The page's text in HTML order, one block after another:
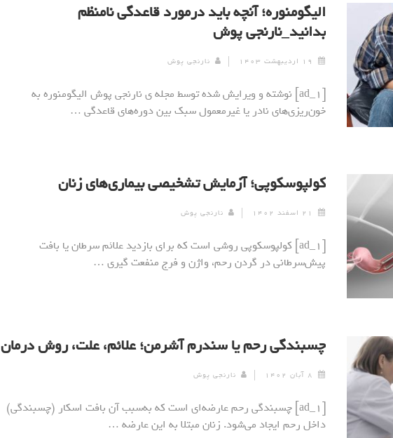
الیگومنوره؛ آنچه باید درمورد قاعدگی نامنظم
بدانید_نارنجی پوش
۱۹ اردیبهشت ۱۴۰۳ نارنجی پوش
[ad_1] نوشته و ویرایش شده توسط مجله ی نارنجی پوش الیگومنوره به
خون‌ریزی‌های نادر یا غیرمعمول سبک بین دوره‌های قاعدگی …
کولپوسکوپی؛ آزمایش تشخیصی بیماری‌های زنان
۲۱ اسفند ۱۴۰۲ نارنجی پوش
[ad_1] کولپوسکوپی روشی است که برای بازدید علائم سرطان یا بافت
پیش‌سرطانی در گردن رحم، واژن و فرج منفعت گیری …
چسبندگی رحم یا سندرم آشرمن؛ علائم، علت، روش درمان
۸ آبان ۱۴۰۲ نارنجی پوش
[ad_1] چسبندگی رحم عارضه‌ای است که به‌سبب آن بافت اسکار (چسبندگی)
داخل رحم ایجاد می‌شود. زنان مبتلا به این عارضه …